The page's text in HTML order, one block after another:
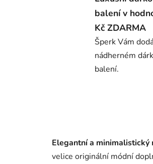
balení v
Kč ZDARMA
Šperk Vám
nádherném
balení.
Elegantní a minimalistický
velice originální módní